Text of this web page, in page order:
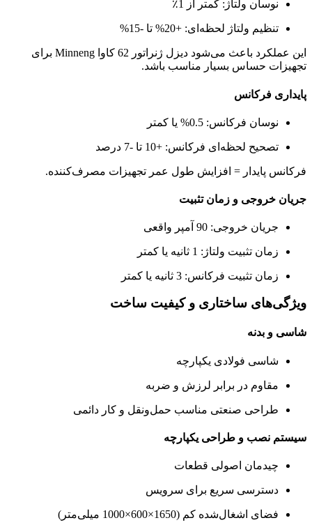
نوسان ولتاژ: کمتر از 1٪
تنظیم ولتاژ لحظه‌ای: +20% تا -15%
این عملکرد باعث می‌شود دیزل ژنراتور 62 کاوا Minneng برای
تجهیزات حساس بسیار مناسب باشد.
پایداری فرکانس
نوسان فرکانس: 0.5% یا کمتر
تصحیح لحظه‌ای فرکانس: +10 تا -7 درصد
فرکانس پایدار = افزایش طول عمر تجهیزات مصرف‌کننده.
جریان خروجی و زمان تثبیت
جریان خروجی: 90 آمپر واقعی
زمان تثبیت ولتاژ: 1 ثانیه یا کمتر
زمان تثبیت فرکانس: 3 ثانیه یا کمتر
ویژگی‌های ساختاری و کیفیت ساخت
شاسی و بدنه
شاسی فولادی یکپارچه
مقاوم در برابر لرزش و ضربه
طراحی صنعتی مناسب حمل‌ونقل و کار دائمی
سیستم نصب و طراحی یکپارچه
چیدمان اصولی قطعات
دسترسی سریع برای سرویس
فضای اشغال‌شده کم (1650×600×1000 میلی‌متر)